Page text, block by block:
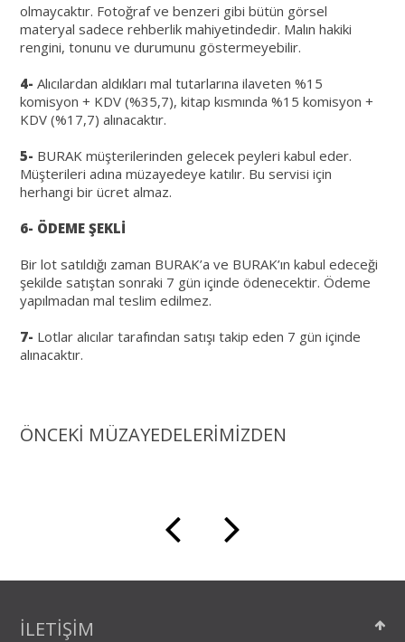
olmaycaktır. Fotoğraf ve benzeri gibi bütün görsel
materyal sadece rehberlik mahiyetindedir. Malın hakiki
rengini, tonunu ve durumunu göstermeyebilir.
4- Alıcılardan aldıkları mal tutarlarına ilaveten %15
komisyon + KDV (%35,7), kitap kısmında %15 komisyon +
KDV (%17,7) alınacaktır.
5- BURAK müşterilerinden gelecek peyleri kabul eder.
Müşterileri adına müzayedeye katılır. Bu servisi için
herhangi bir ücret almaz.
6- ÖDEME ŞEKLİ
Bir lot satıldığı zaman BURAK’a ve BURAK’ın kabul edeceği
şekilde satıştan sonraki 7 gün içinde ödenecektir. Ödeme
yapılmadan mal teslim edilmez.
7- Lotlar alıcılar tarafından satışı takip eden 7 gün içinde
alınacaktır.
ÖNCEKİ MÜZAYEDELERİMİZDEN
İLETİŞİM